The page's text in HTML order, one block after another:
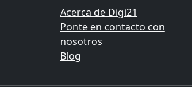
Acerca de Digi21
Ponte en contacto con
nosotros
Blog